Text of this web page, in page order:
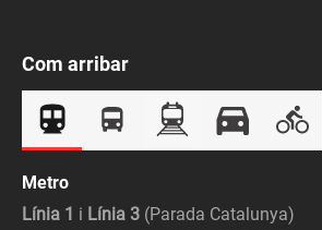
Com arribar
Metro
Línia 1 i Línia 3 (Parada Catalunya)